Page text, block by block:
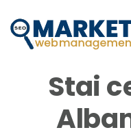
questo
Stai